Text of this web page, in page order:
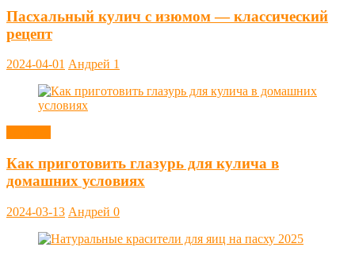
Пасхальный кулич с изюмом — классический
рецепт
2024-04-01 Андрей 1
Как приготовить глазурь для кулича в
домашних условиях
2024-03-13 Андрей 0